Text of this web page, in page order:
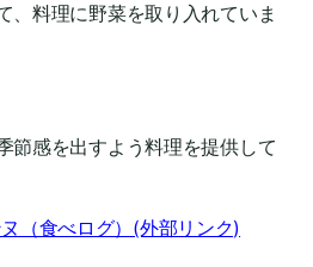
、料理に野菜を取り入れていま
節感を出すよう料理を提供して
（食べログ）(外部リンク)